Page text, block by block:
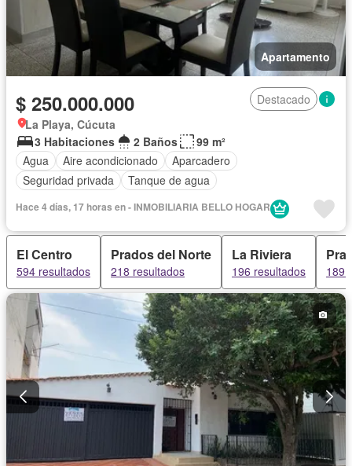
Apartamento
$ 250.000.000
Destacado
La Playa, Cúcuta
3 Habitaciones
2 Baños
99 m²
Agua
Aire acondicionado
Aparcadero
Seguridad privada
Tanque de agua
Hace 4 días, 17 horas en - INMOBILIARIA BELLO HOGAR
El Centro
594 resultados
Prados del Norte
218 resultados
La Riviera
196 resultados 189